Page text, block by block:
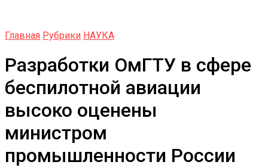
Главная Рубрики НАУКА
Разработки ОмГТУ в сфере
беспилотной авиации
высоко оценены
министром
промышленности России